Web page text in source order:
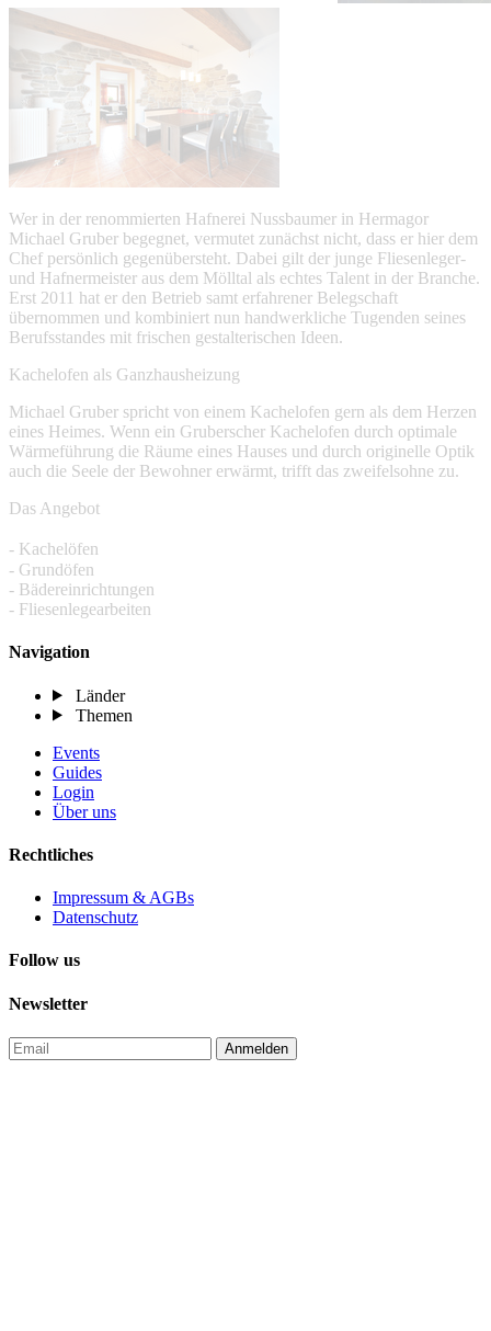
Wer in der renommierten Hafnerei Nussbaumer in Hermagor
Michael Gruber begegnet, vermutet zunächst nicht, dass er hier dem
Chef persönlich gegenübersteht. Dabei gilt der junge Fliesenleger-
und Hafnermeister aus dem Mölltal als echtes Talent in der Branche.
Erst 2011 hat er den Betrieb samt erfahrener Belegschaft
übernommen und kombiniert nun handwerkliche Tugenden seines
Berufsstandes mit frischen gestalterischen Ideen.
Kachelofen als Ganzhausheizung
Michael Gruber spricht von einem Kachelofen gern als dem Herzen
eines Heimes. Wenn ein Gruberscher Kachelofen durch optimale
Wärmeführung die Räume eines Hauses und durch originelle Optik
auch die Seele der Bewohner erwärmt, trifft das zweifelsohne zu.
Das Angebot
- Kachelöfen
- Grundöfen
- Bädereinrichtungen
- Fliesenlegearbeiten
Navigation
Länder
Themen
Events
Guides
Login
Über uns
Rechtliches
Impressum & AGBs
Datenschutz
Follow us
Newsletter
Anmelden